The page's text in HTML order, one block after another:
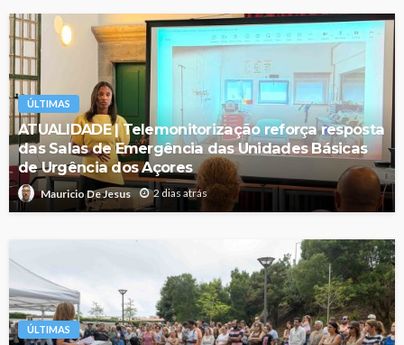
ÚLTIMAS
ATUALIDADE | Telemonitorização reforça resposta
das Salas de Emergência das Unidades Básicas
de Urgência dos Açores
Mauricio De Jesus 2 dias atrás
ÚLTIMAS